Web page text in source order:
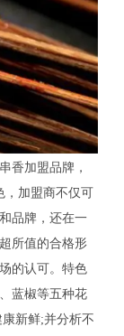
加盟品牌，
，加盟商不仅可
品牌，还在一
所值的合格形
的认可。特色
蓝椒等五种花
新鲜;并分析不